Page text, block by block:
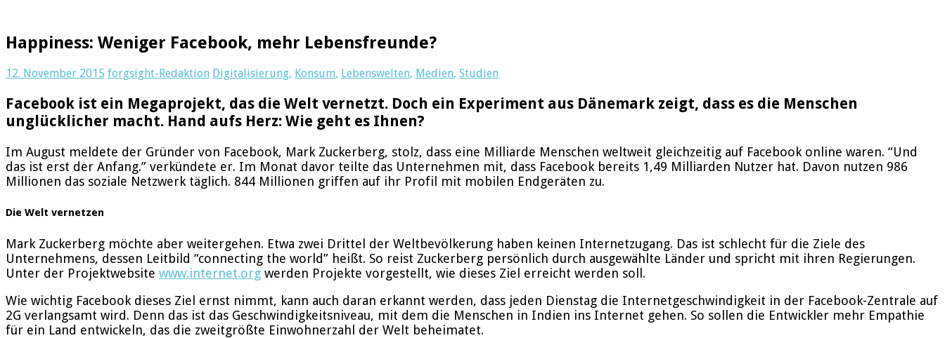
Happiness: Weniger Facebook, mehr Lebensfreunde?
12. November 2015 forgsight-Redaktion Digitalisierung, Konsum, Lebenswelten, Medien, Studien
Facebook ist ein Megaprojekt, das die Welt vernetzt. Doch ein Experiment aus Dänemark zeigt, dass es die Menschen
unglücklicher macht. Hand aufs Herz: Wie geht es Ihnen?
Im August meldete der Gründer von Facebook, Mark Zuckerberg, stolz, dass eine Milliarde Menschen weltweit gleichzeitig auf Facebook online waren. “Und
das ist erst der Anfang.” verkündete er. Im Monat davor teilte das Unternehmen mit, dass Facebook bereits 1,49 Milliarden Nutzer hat. Davon nutzen 986
Millionen das soziale Netzwerk täglich. 844 Millionen griffen auf ihr Profil mit mobilen Endgeräten zu.
Die Welt vernetzen
Mark Zuckerberg möchte aber weitergehen. Etwa zwei Drittel der Weltbevölkerung haben keinen Internetzugang. Das ist schlecht für die Ziele des
Unternehmens, dessen Leitbild “connecting the world” heißt. So reist Zuckerberg persönlich durch ausgewählte Länder und spricht mit ihren Regierungen.
Unter der Projektwebsite www.internet.org werden Projekte vorgestellt, wie dieses Ziel erreicht werden soll.
Wie wichtig Facebook dieses Ziel ernst nimmt, kann auch daran erkannt werden, dass jeden Dienstag die Internetgeschwindigkeit in der Facebook-Zentrale auf
2G verlangsamt wird. Denn das ist das Geschwindigkeitsniveau, mit dem die Menschen in Indien ins Internet gehen. So sollen die Entwickler mehr Empathie
für ein Land entwickeln, das die zweitgrößte Einwohnerzahl der Welt beheimatet.